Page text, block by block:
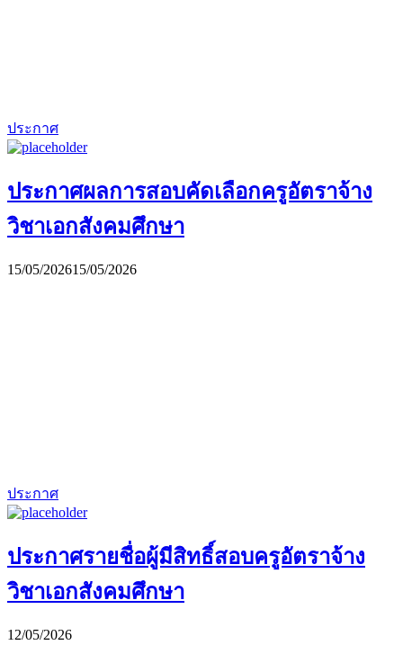
ประกาศ
ประกาศผลการสอบคัดเลือกครูอัตราจ้าง
วิชาเอกสังคมศึกษา
15/05/202615/05/2026
ประกาศ
ประกาศรายชื่อผู้มีสิทธิ์สอบครูอัตราจ้าง
วิชาเอกสังคมศึกษา
12/05/2026